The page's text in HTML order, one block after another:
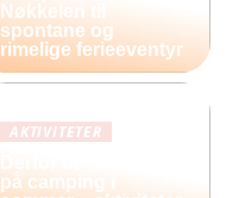
Nøkkelen til
spontane og
rimelige ferieeventyr
AKTIVITETER
på camping i